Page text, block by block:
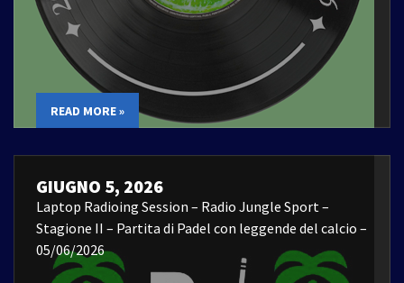
READ MORE »
GIUGNO 5, 2026
Laptop Radioing Session – Radio Jungle Sport –
Stagione II – Partita di Padel con leggende del calcio –
05/06/2026